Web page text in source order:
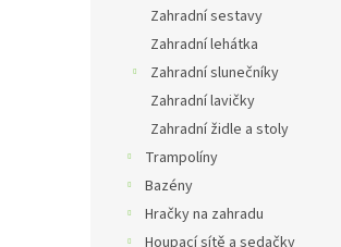
Zahradní sestavy
Zahradní lehátka
Zahradní slunečníky
Zahradní lavičky
Zahradní židle a stoly
Trampolíny
Bazény
Hračky na zahradu
Houpací sítě a sedačky